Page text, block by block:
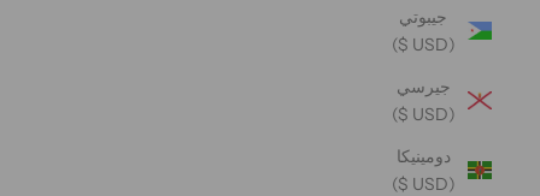
جيبوتي
(USD $)
جيرسي
(USD $)
دومينيكا
(USD $)